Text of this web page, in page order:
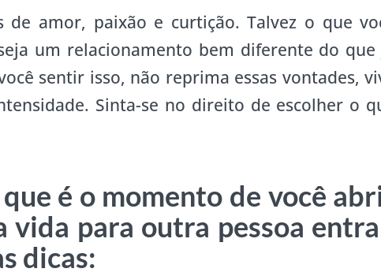
de amor, paixão e curtição. Talvez o que
um relacionamento bem diferente do que
sentir isso, não reprima essas vontades,
Sinta-se no direito de escolher o
é o momento de você
vida para outra pessoa
dicas: